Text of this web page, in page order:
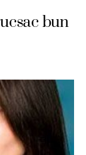
bun